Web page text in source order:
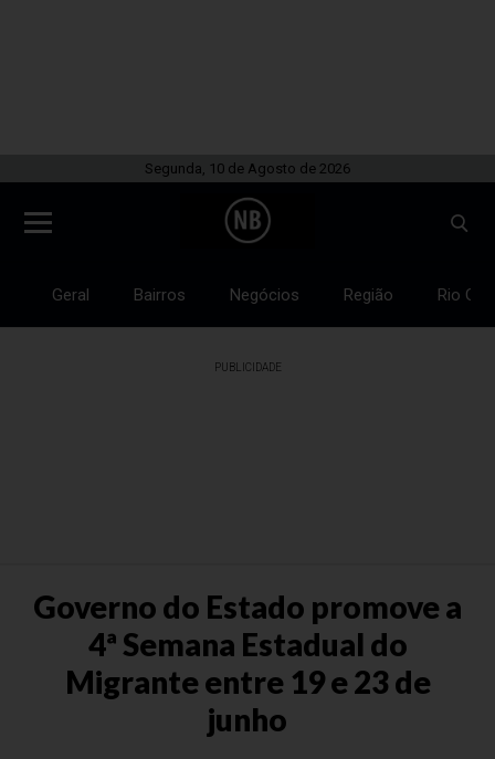
Segunda, 10 de Agosto de 2026
Geral Bairros Negócios Região Rio
PUBLICIDADE
Governo do Estado promove a
4ª Semana Estadual do
Migrante entre 19 e 23 de
junho